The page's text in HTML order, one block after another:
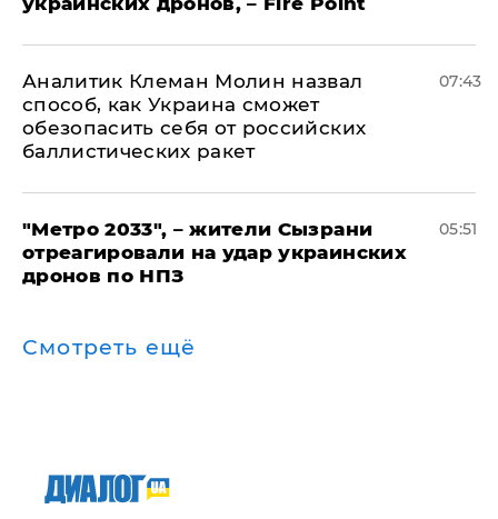
Аналитик Клеман Молин назвал
способ, как Украина сможет
обезопасить себя от российских
баллистических ракет
07:43
"Метро 2033", – жители Сызрани
отреагировали на удар украинских
дронов по НПЗ
05:51
Смотреть ещё